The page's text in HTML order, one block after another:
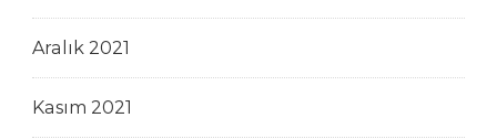
Aralık 2021
Kasım 2021